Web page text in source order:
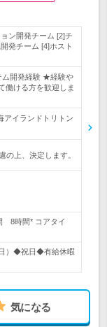
ン開発チーム [2]チ
発チーム [4]ホスト
ム開発経験 ★経験や
働ける方を歓迎しま
アイランドトリトン
上、決定します。
8時間* コアタイ
）◆祝日◆有給休暇
気になる